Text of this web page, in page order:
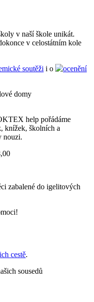
v naší škole unikát.
v celostátním kole
soutěži i o
ocenění
domy
help pořádáme
knížek, školních a
nouzi.
zabalené do igelitových
cestě.
sousedů